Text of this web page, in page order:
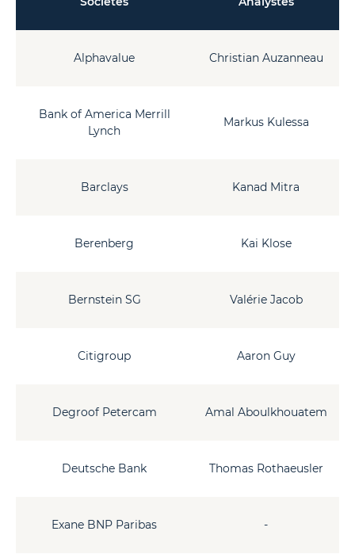
Alphavalue Christian Auzanneau
Bank of America Merrill
Lynch
Markus Kulessa
Barclays Kanad Mitra
Berenberg Kai Klose
Bernstein SG Valérie Jacob
Citigroup Aaron Guy
Degroof Petercam Amal Aboulkhouatem
Deutsche Bank Thomas Rothaeusler
Exane BNP Paribas -